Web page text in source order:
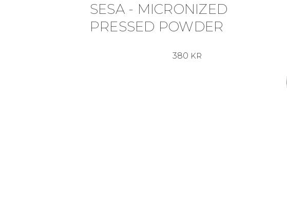
SESA - MICRONIZED
PRESSED POWDER
380 KR